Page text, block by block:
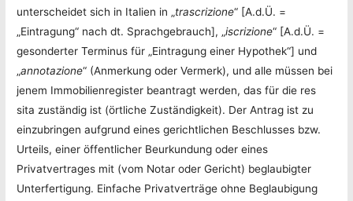
unterscheidet sich in Italien in „trascrizione“ [A.d.Ü. =
„Eintragung“ nach dt. Sprachgebrauch], „iscrizione“ [A.d.Ü. =
gesonderter Terminus für „Eintragung einer Hypothek“] und
„annotazione“ (Anmerkung oder Vermerk), und alle müssen bei
jenem Immobilienregister beantragt werden, das für die res
sita zuständig ist (örtliche Zuständigkeit). Der Antrag ist zu
einzubringen aufgrund eines gerichtlichen Beschlusses bzw.
Urteils, einer öffentlicher Beurkundung oder eines
Privatvertrages mit (vom Notar oder Gericht) beglaubigter
Unterfertigung. Einfache Privatverträge ohne Beglaubigung